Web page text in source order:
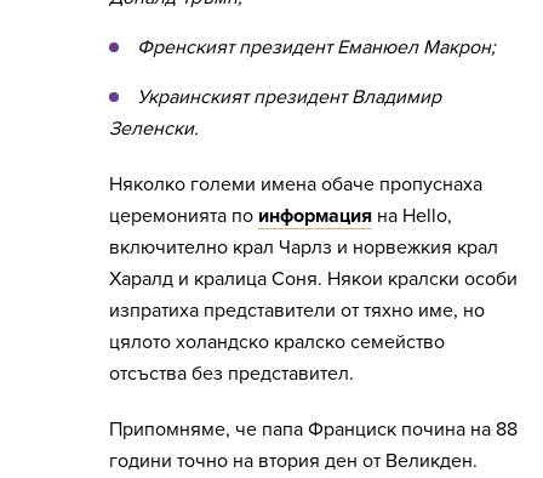
Френският президент Еманюел Макрон;
Украинският президент Владимир
Зеленски.
Няколко големи имена обаче пропуснаха
церемонията по информация на Hello,
включително крал Чарлз и норвежкия крал
Харалд и кралица Соня. Някои кралски особи
изпратиха представители от тяхно име, но
цялото холандско кралско семейство
отсъства без представител.
Припомняме, че папа Франциск почина на 88
години точно на втория ден от Великден.